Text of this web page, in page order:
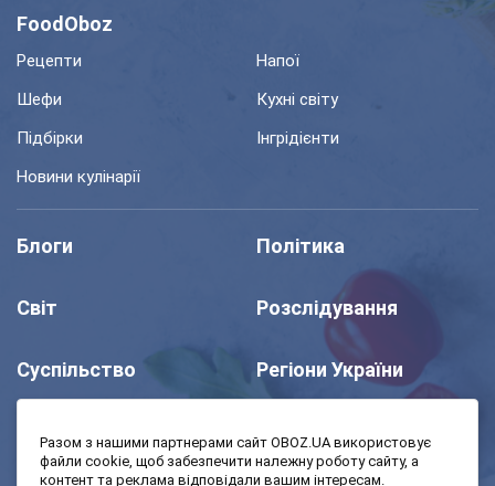
FoodOboz
Рецепти
Напої
Шефи
Кухні світу
Підбірки
Інгрідієнти
Новини кулінарії
Блоги Політика
Світ Розслідування
Суспільство Регіони України
Разом з нашими партнерами сайт OBOZ.UA використовує
файли cookie, щоб забезпечити належну роботу сайту, а
контент та реклама відповідали вашим інтересам.